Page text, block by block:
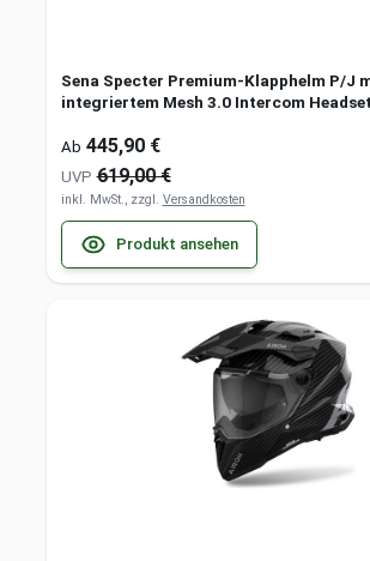
Sena Specter Premium-Klapphelm P/J
integriertem Mesh 3.0 Intercom
Ab 445,90 €
UVP 619,00 €
inkl. MwSt., zzgl. Versandkosten
Produkt ansehen